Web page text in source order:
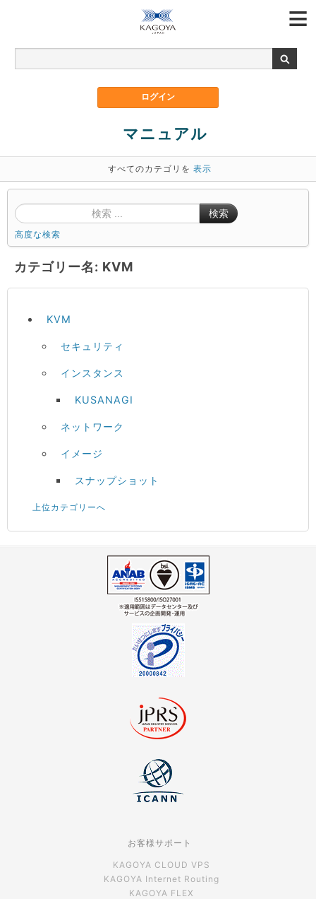
マニュアル
すべてのカテゴリを 表示
検索
高度な検索
カテゴリー名: KVM
KVM
セキュリティ
インスタンス
KUSANAGI
ネットワーク
イメージ
スナップショット
上位カテゴリーへ
お客様サポート
KAGOYA CLOUD VPS
KAGOYA Internet Routing
KAGOYA FLEX